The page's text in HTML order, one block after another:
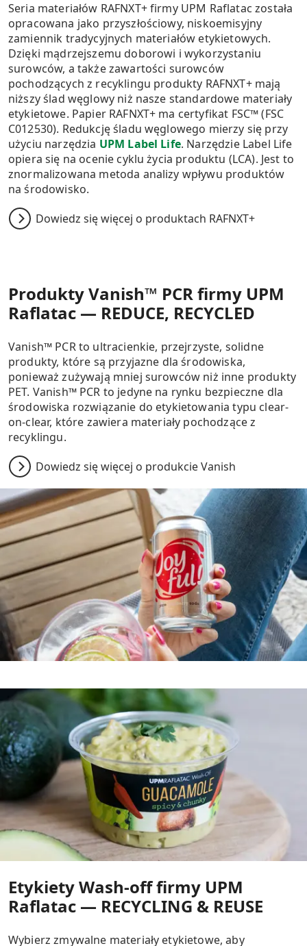
Seria materiałów RAFNXT+ firmy UPM Raflatac została
opracowana jako przyszłościowy, niskoemisyjny
zamiennik tradycyjnych materiałów etykietowych.
Dzięki mądrzejszemu doborowi i wykorzystaniu
surowców, a także zawartości surowców
pochodzących z recyklingu produkty RAFNXT+ mają
niższy ślad węglowy niż nasze standardowe materiały
etykietowe. Papier RAFNXT+ ma certyfikat FSC™ (FSC
C012530). Redukcję śladu węglowego mierzy się przy
użyciu narzędzia UPM Label Life. Narzędzie Label Life
opiera się na ocenie cyklu życia produktu (LCA). Jest to
znormalizowana metoda analizy wpływu produktów
na środowisko.
Dowiedz się więcej o produktach RAFNXT+
Produkty Vanish™ PCR firmy UPM
Raflatac — REDUCE, RECYCLED
Vanish™ PCR to ultracienkie, przejrzyste, solidne
produkty, które są przyjazne dla środowiska,
ponieważ zużywają mniej surowców niż inne produkty
PET. Vanish™ PCR to jedyne na rynku bezpieczne dla
środowiska rozwiązanie do etykietowania typu clear-
on-clear, które zawiera materiały pochodzące z
recyklingu.
Dowiedz się więcej o produkcie Vanish
Etykiety Wash-off firmy UPM
Raflatac — RECYCLING & REUSE
Wybierz zmywalne materiały etykietowe, aby